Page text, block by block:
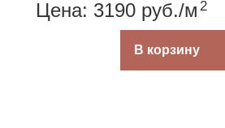
Цена: 3190 руб./м 2
В корзину